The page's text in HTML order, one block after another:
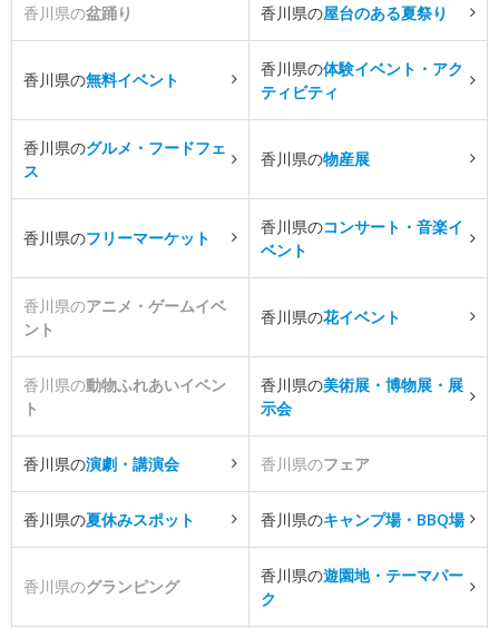
香川県の盆踊り 香川県の屋台のある夏祭り
香川県の無料イベント
香川県の体験イベント・アク
ティビティ
香川県のグルメ・フードフェ
ス
香川県の物産展
香川県のフリーマーケット
香川県のコンサート・音楽イ
ベント
香川県のアニメ・ゲームイベ
ント
香川県の花イベント
香川県の動物ふれあいイベン
ト
香川県の美術展・博物展・展
示会
香川県の演劇・講演会 香川県のフェア
香川県の夏休みスポット 香川県のキャンプ場・BBQ場
香川県のグランピング
香川県の遊園地・テーマパー
ク